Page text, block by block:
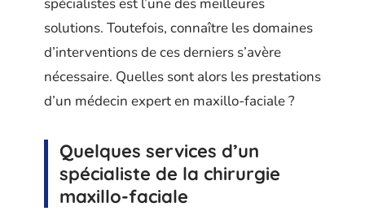
solutions. Toutefois, connaître les domaines
d’interventions de ces derniers s’avère
nécessaire. Quelles sont alors les prestations
d’un médecin expert en maxillo-faciale ?
Quelques services d’un
spécialiste de la chirurgie
maxillo-faciale